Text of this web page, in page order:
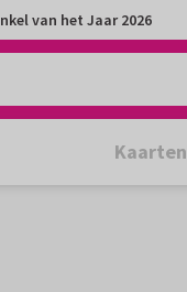
van het Jaar 2026
Kaarten